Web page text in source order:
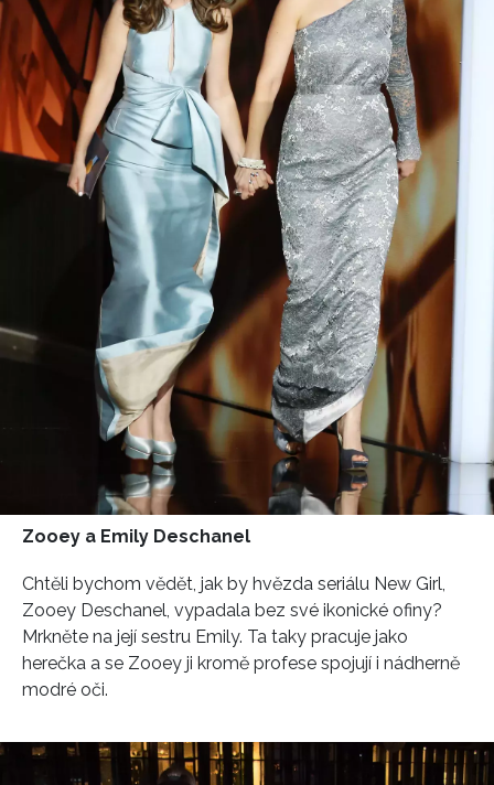
Zooey a Emily Deschanel
Chtěli bychom vědět, jak by hvězda seriálu New Girl,
Zooey Deschanel, vypadala bez své ikonické ofiny?
Mrkněte na její sestru Emily. Ta taky pracuje jako
herečka a se Zooey ji kromě profese spojují i nádherně
modré oči.